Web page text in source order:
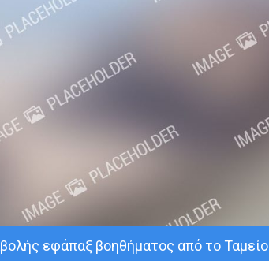
εφάπαξ βοηθήματος από το Ταμείο